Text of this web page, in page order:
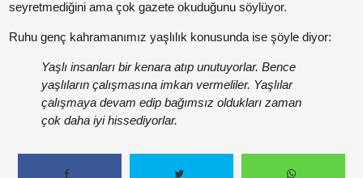
Paylaş
seyretmediğini ama çok gazete okuduğunu söylüyor.
Ruhu genç kahramanımız yaşlılık konusunda ise şöyle diyor:
Yaşlı insanları bir kenara atıp unutuyorlar. Bence
yaşlıların çalışmasına imkan vermeliler. Yaşlılar
çalışmaya devam edip bağımsız oldukları zaman
çok daha iyi hissediyorlar.